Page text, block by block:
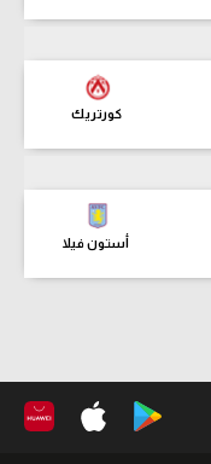
كورتريك
أستون فيلا